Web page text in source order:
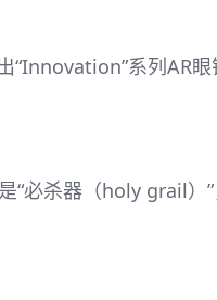
系列AR
“必杀器（holy grail）